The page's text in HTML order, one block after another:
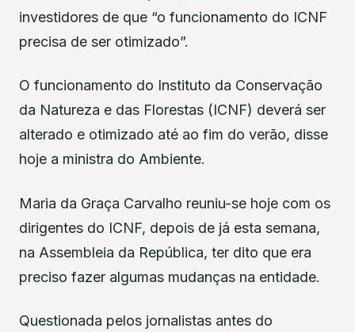
investidores de que “o funcionamento do ICNF
precisa de ser otimizado”.
O funcionamento do Instituto da Conservação
da Natureza e das Florestas (ICNF) deverá ser
alterado e otimizado até ao fim do verão, disse
hoje a ministra do Ambiente.
Maria da Graça Carvalho reuniu-se hoje com os
dirigentes do ICNF, depois de já esta semana,
na Assembleia da República, ter dito que era
preciso fazer algumas mudanças na entidade.
Questionada pelos jornalistas antes do